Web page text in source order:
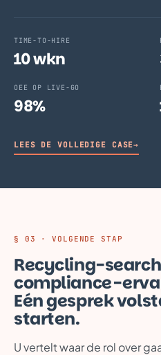
TIME-TO-HIRE
10 wkn
OEE OP LIVE-GO
98%
LEES DE VOLLEDIGE CASE→
§ 03 · VOLGENDE STAP
Recycling-
compliance-
Eén gesprek
starten.
U vertelt waar de rol over